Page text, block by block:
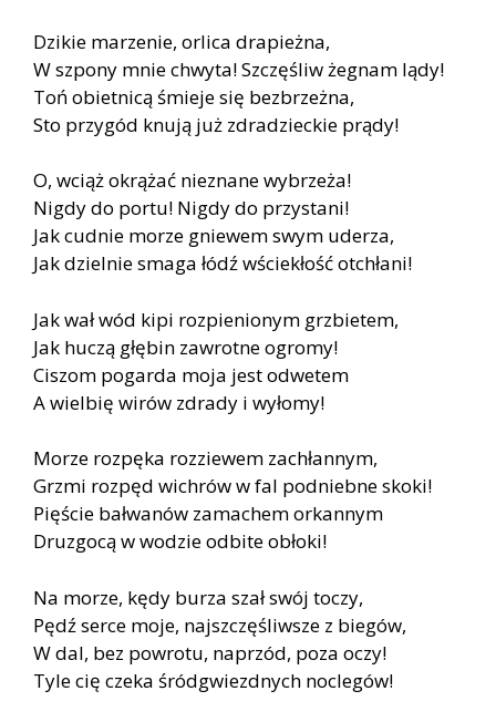
Dzikie marzenie, orlica drapieżna,
W szpony mnie chwyta! Szczęśliw żegnam lądy!
Toń obietnicą śmieje się bezbrzeżna,
Sto przygód knują już zdradzieckie prądy!
O, wciąż okrążać nieznane wybrzeża!
Nigdy do portu! Nigdy do przystani!
Jak cudnie morze gniewem swym uderza,
Jak dzielnie smaga łódź wściekłość otchłani!
Jak wał wód kipi rozpienionym grzbietem,
Jak huczą głębin zawrotne ogromy!
Ciszom pogarda moja jest odwetem
A wielbię wirów zdrady i wyłomy!
Morze rozpęka rozziewem zachłannym,
Grzmi rozpęd wichrów w fal podniebne skoki!
Pięście bałwanów zamachem orkannym
Druzgocą w wodzie odbite obłoki!
Na morze, kędy burza szał swój toczy,
Pędź serce moje, najszczęśliwsze z biegów,
W dal, bez powrotu, naprzód, poza oczy!
Tyle cię czeka śródgwiezdnych noclegów!